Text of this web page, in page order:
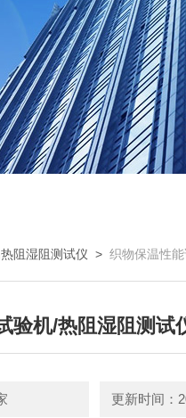
阻湿阻测试仪 > 织物保温性
验机/热阻湿阻测试
更新时间：